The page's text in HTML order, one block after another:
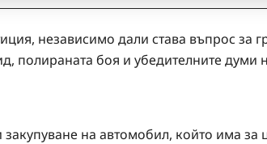
независимо дали става въпрос за
полираната боя и убедителните думи
на автомобил, който има за